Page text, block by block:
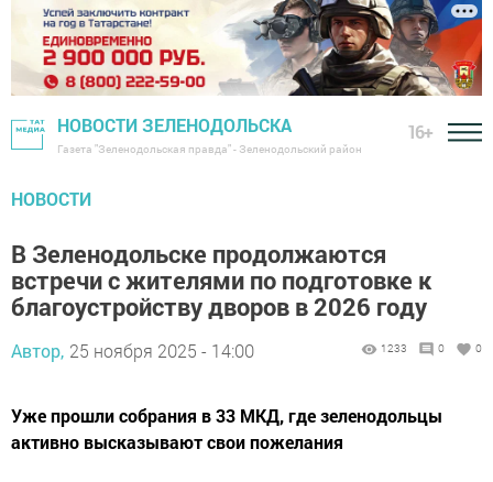
НОВОСТИ ЗЕЛЕНОДОЛЬСКА
Газета "Зеленодольская правда" - Зеленодольский район
16+
НОВОСТИ
В Зеленодольске продолжаются
встречи с жителями по подготовке к
благоустройству дворов в 2026 году
Автор, 25 ноября 2025 - 14:00 1233 0 0
Уже прошли собрания в 33 МКД, где зеленодольцы
активно высказывают свои пожелания